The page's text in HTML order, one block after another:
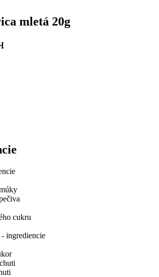
mletá 20g
cukru
ingrediencie